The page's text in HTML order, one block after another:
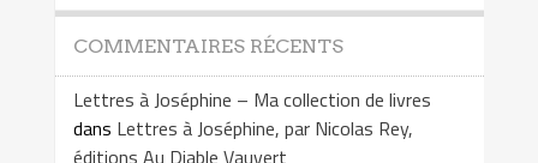
COMMENTAIRES RÉCENTS
Lettres à Joséphine – Ma collection de livres
dans Lettres à Joséphine, par Nicolas Rey,
éditions Au Diable Vauvert